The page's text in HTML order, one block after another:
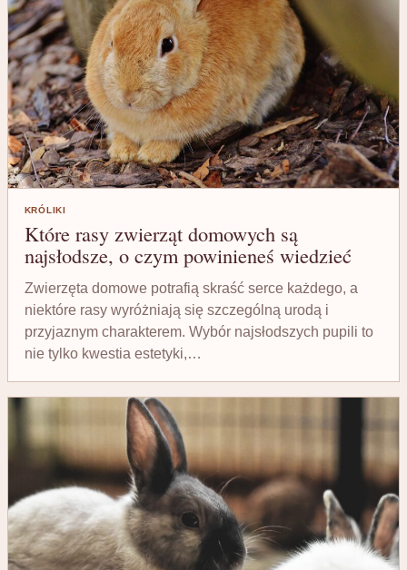
KRÓLIKI
Które rasy zwierząt domowych są
najsłodsze, o czym powinieneś wiedzieć
Zwierzęta domowe potrafią skraść serce każdego, a
niektóre rasy wyróżniają się szczególną urodą i
przyjaznym charakterem. Wybór najsłodszych pupili to
nie tylko kwestia estetyki,…